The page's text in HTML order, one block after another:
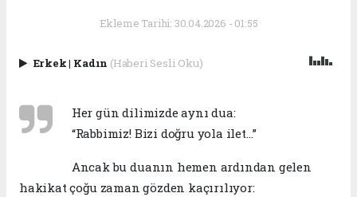
Ekleme Tarihi: 30.04.2026 - 01:55
Erkek| Kadın (Haberi Sesli Oku)
Her gün dilimizde aynı dua:
“Rabbimiz! Bizi doğru yola ilet…”
Ancak bu duanın hemen ardından gelen
hakikat çoğu zaman gözden kaçırılıyor: